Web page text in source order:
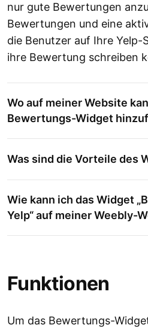
nur gute Bewertungen
Bewertungen und eine
die Benutzer auf Ihre Yelp-
ihre Bewertung schreiben
Wo auf meiner Website
Bewertungs-Widget
Was sind die Vorteile des
Wie kann ich das Widget
Yelp“ auf meiner Weebly-
Funktionen
Um das Bewertungs-